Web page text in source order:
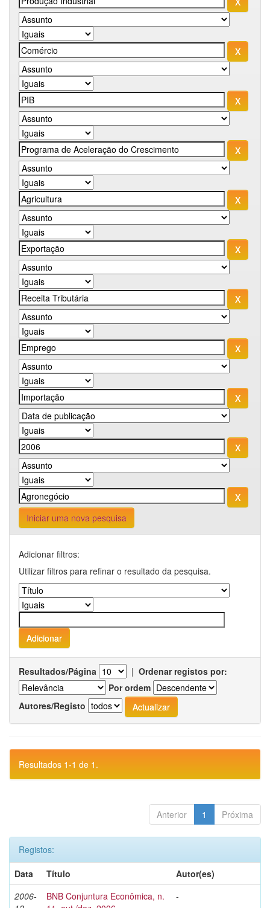
Iniciar uma nova pesquisa
Adicionar filtros:
Utilizar filtros para refinar o resultado da pesquisa.
Resultados/Página | Ordenar registos por:
Por ordem
Autores/Registo
Resultados 1-1 de 1.
Anterior 1 Próxima
Registos:
Data
Título
Autor(es)
2006-
BNB Conjuntura Econômica, n.
-